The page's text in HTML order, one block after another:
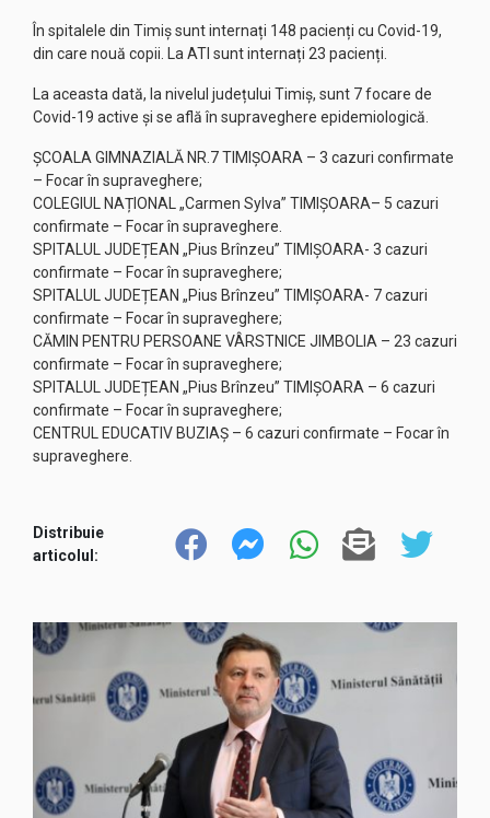
În spitalele din Timiș sunt internați 148 pacienți cu Covid-19,
din care nouă copii. La ATI sunt internați 23 pacienți.
La aceasta dată, la nivelul județului Timiș, sunt 7 focare de
Covid-19 active și se află în supraveghere epidemiologică.
ȘCOALA GIMNAZIALĂ NR.7 TIMIȘOARA – 3 cazuri confirmate
– Focar în supraveghere;
COLEGIUL NAȚIONAL „Carmen Sylva” TIMIȘOARA– 5 cazuri
confirmate – Focar în supraveghere.
SPITALUL JUDEȚEAN „Pius Brînzeu” TIMIȘOARA- 3 cazuri
confirmate – Focar în supraveghere;
SPITALUL JUDEȚEAN „Pius Brînzeu” TIMIȘOARA- 7 cazuri
confirmate – Focar în supraveghere;
CĂMIN PENTRU PERSOANE VÂRSTNICE JIMBOLIA – 23 cazuri
confirmate – Focar în supraveghere;
SPITALUL JUDEȚEAN „Pius Brînzeu” TIMIȘOARA – 6 cazuri
confirmate – Focar în supraveghere;
CENTRUL EDUCATIV BUZIAȘ – 6 cazuri confirmate – Focar în
supraveghere.
Distribuie
articolul: